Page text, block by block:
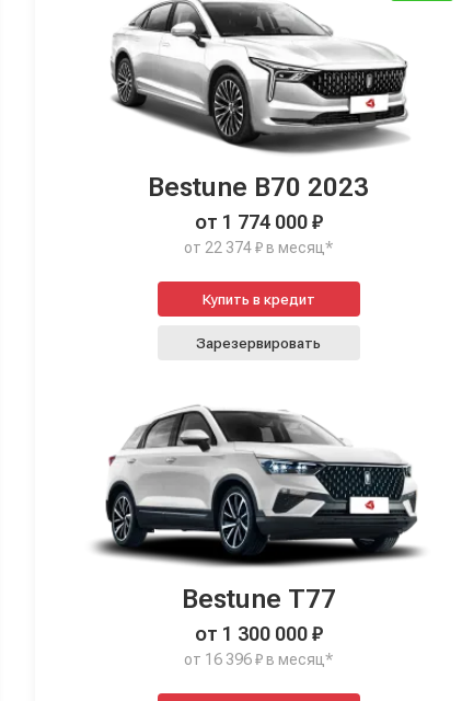
Bestune B70 2023
от 1 774 000 ₽
от 22 374 ₽ в месяц*
Купить в кредит
Зарезервировать
Bestune T77
от 1 300 000 ₽
от 16 396 ₽ в месяц*